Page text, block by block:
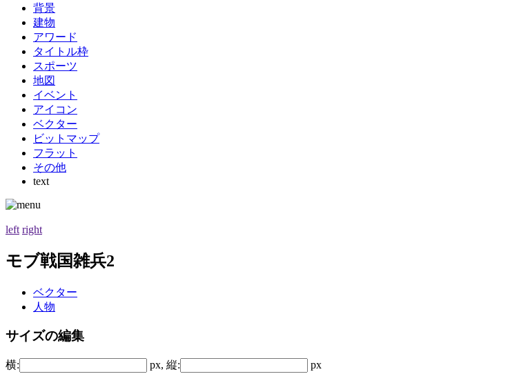
背景
建物
アワード
タイトル枠
スポーツ
地図
イベント
アイコン
ベクター
ビットマップ
フラット
その他
text
left right
モブ戦国雑兵2
ベクター
人物
サイズの編集
横: px, 縦: px